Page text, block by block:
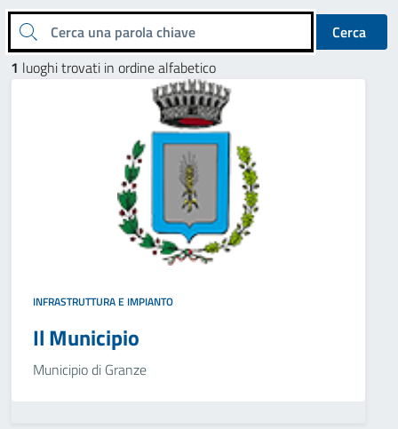
Cerca una parola chiave
Cerca
1 luoghi trovati in ordine alfabetico
INFRASTRUTTURA E IMPIANTO
Il Municipio
Municipio di Granze